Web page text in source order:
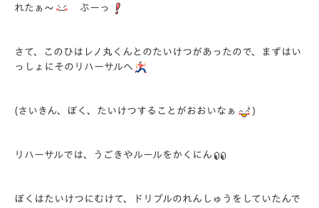
れたぁ～
ぷーっ
さて、このひはレノ丸くんとのたいけつがあったので、まずはい
っしょにそのリハーサルへ
(さいきん、ぼく、たいけつすることがおおいなぁ )
リハーサルでは、うごきやルールをかくにん
ぼくはたいけつにむけて、ドリブルのれんしゅうをしていたんで